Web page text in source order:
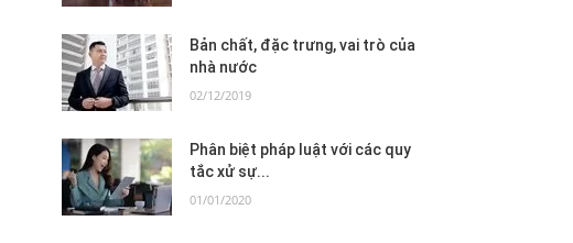
Bản chất, đặc trưng, vai trò của
nhà nước
02/12/2019
Phân biệt pháp luật với các quy
tắc xử sự...
01/01/2020